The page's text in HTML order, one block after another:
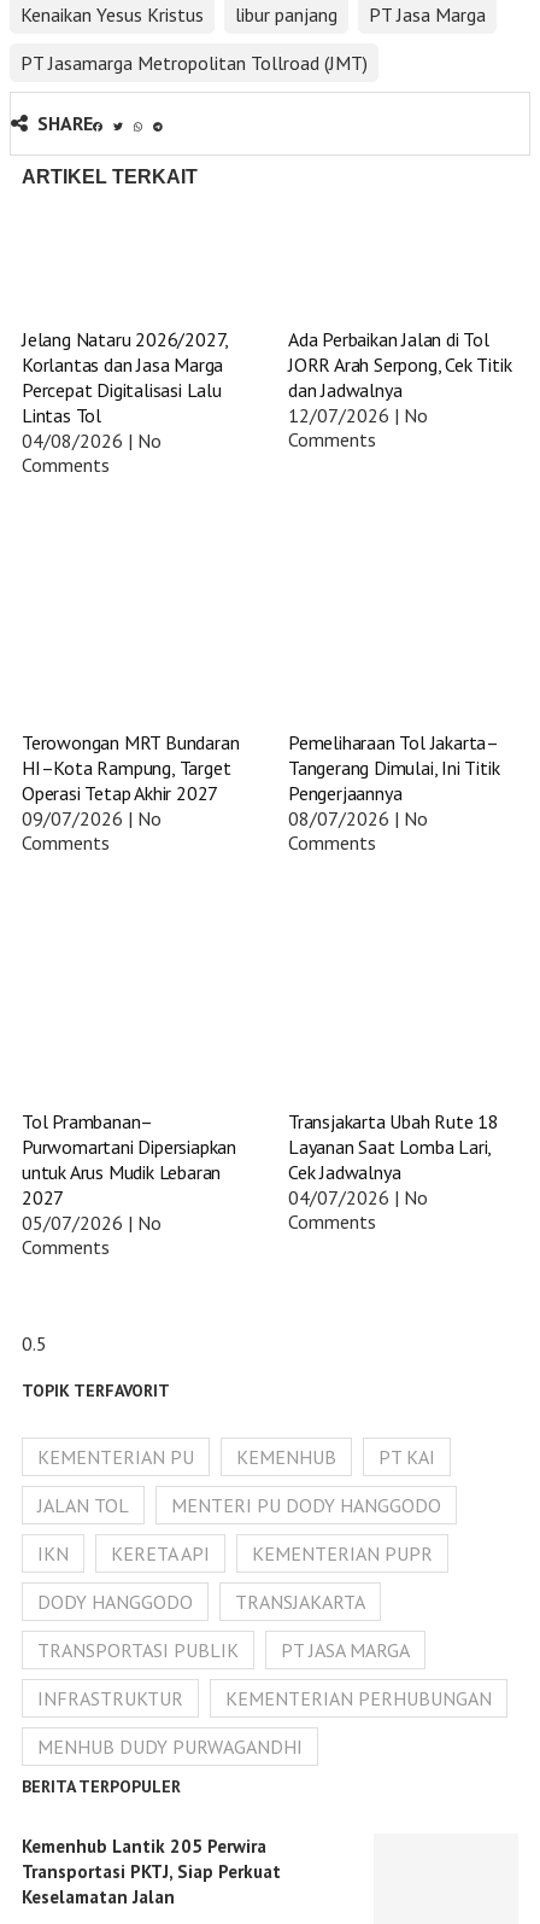
Kenaikan Yesus Kristus libur panjang
PT Jasa Marga
PT Jasamarga Metropolitan Tollroad (JMT)
SHARE
ARTIKEL TERKAIT
Jelang Nataru 2026/2027,
Korlantas dan Jasa Marga
Percepat Digitalisasi Lalu
Lintas Tol
04/08/2026
No
Comments
Ada Perbaikan Jalan di Tol
JORR Arah Serpong, Cek Titik
dan Jadwalnya
12/07/2026
No
Comments
Terowongan MRT Bundaran
HI–Kota Rampung, Target
Operasi Tetap Akhir 2027
09/07/2026
No
Comments
Pemeliharaan Tol Jakarta–
Tangerang Dimulai, Ini Titik
Pengerjaannya
08/07/2026
No
Comments
Tol Prambanan–
Purwomartani Dipersiapkan
untuk Arus Mudik Lebaran
2027
05/07/2026
No
Comments
Transjakarta Ubah Rute 18
Layanan Saat Lomba Lari,
Cek Jadwalnya
04/07/2026
No
Comments
TOPIK TERFAVORIT
KEMENTERIAN PU KEMENHUB
PT KAI
JALAN TOL
MENTERI PU DODY HANGGODO
IKN
KERETA API
KEMENTERIAN PUPR
DODY HANGGODO
TRANSJAKARTA
TRANSPORTASI PUBLIK
PT JASA MARGA
INFRASTRUKTUR
KEMENTERIAN PERHUBUNGAN
MENHUB DUDY PURWAGANDHI
BERITA TERPOPULER
Kemenhub Lantik 205 Perwira
Transportasi PKTJ, Siap Perkuat
Keselamatan Jalan